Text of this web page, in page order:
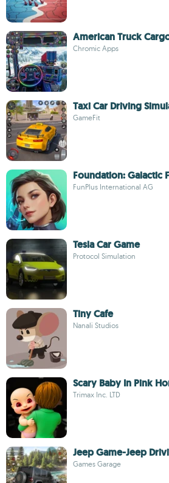
American Truck
Chromic Apps
Taxi Car Driving
GameFit
Foundation: Galactic
FunPlus International AG
Tesla Car Game
Protocol Simulation
Tiny Cafe
Nanali Studios
Scary Baby In Pink
Trimax Inc. LTD
Jeep Game-Jeep
Games Garage